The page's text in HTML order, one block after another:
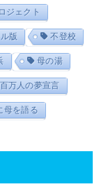
ジェクト
版 不登校
母の湯
百万人の夢宣言
母を語る